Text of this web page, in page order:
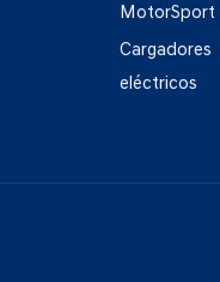
MotorSport
Cargadores
eléctricos